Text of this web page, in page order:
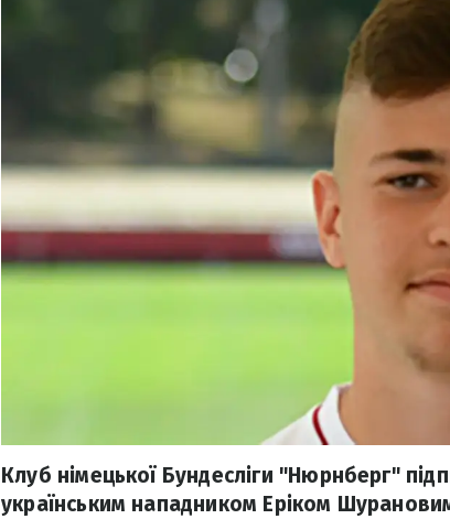
Клуб німецької Бундесліги "Нюрнберг"
українським нападником Еріком